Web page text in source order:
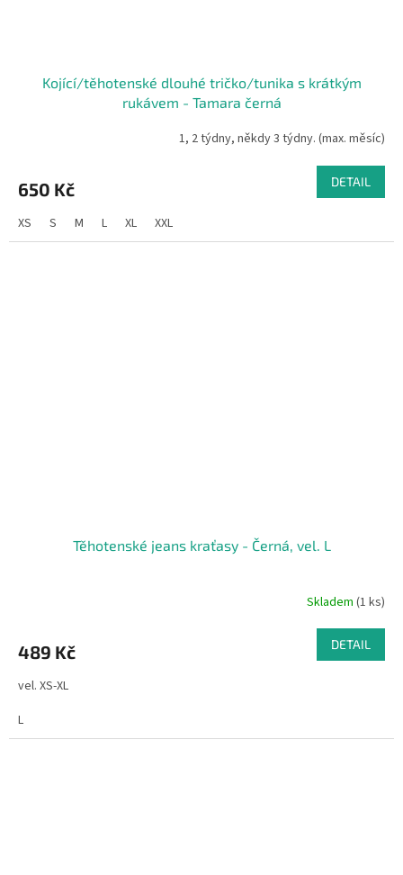
Kojící/těhotenské dlouhé tričko/tunika s krátkým
rukávem - Tamara černá
1, 2 týdny, někdy 3 týdny. (max. měsíc)
650 Kč DETAIL
XS S M L XL XXL
Těhotenské jeans kraťasy - Černá, vel. L
Skladem (1 ks)
489 Kč DETAIL
vel. XS-XL
L